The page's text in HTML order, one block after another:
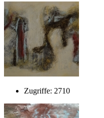
Zugriffe: 2710